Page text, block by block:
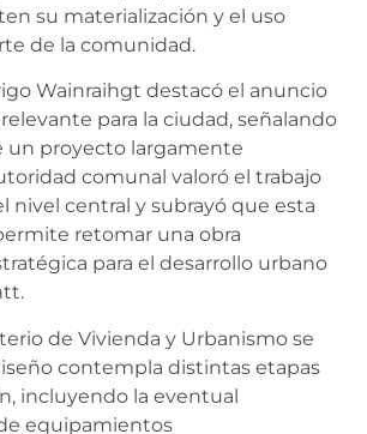
su materialización y el uso
de la comunidad.
Wainraihgt destacó el anuncio
para la ciudad, señalando
un proyecto largamente
comunal valoró el trabajo
nivel central y subrayó que esta
retomar una obra
para el desarrollo urbano
de Vivienda y Urbanismo se
contempla distintas etapas
incluyendo la eventual
equipamientos